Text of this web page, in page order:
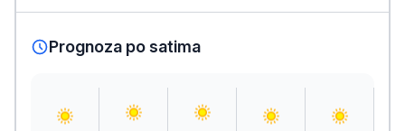
Prognoza po satima